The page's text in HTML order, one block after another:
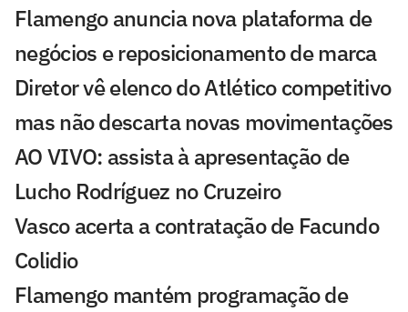
Flamengo anuncia nova plataforma de
negócios e reposicionamento de marca
Diretor vê elenco do Atlético competitivo
mas não descarta novas movimentações
AO VIVO: assista à apresentação de
Lucho Rodríguez no Cruzeiro
Vasco acerta a contratação de Facundo
Colidio
Flamengo mantém programação de